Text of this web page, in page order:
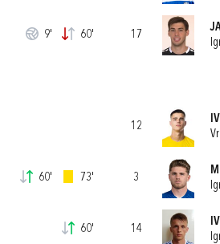
9' 60'
60' 73'
60'
17
12
3
14